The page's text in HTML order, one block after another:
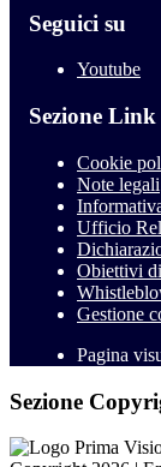
Seguici su
Youtube
Sezione
Cookie
Note legali
Ufficio
Obiettivi
Gestione
Pagina
Sezione